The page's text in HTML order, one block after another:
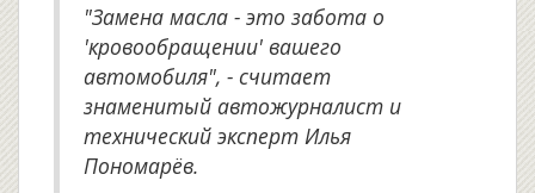
"Замена масла - это забота о
'кровообращении' вашего
автомобиля", - считает
знаменитый автожурналист и
технический эксперт Илья
Пономарёв.